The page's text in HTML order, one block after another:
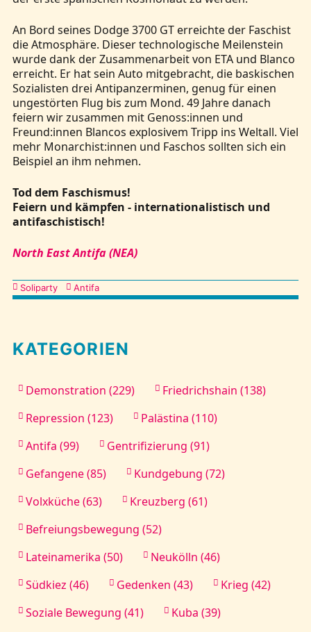
An Bord seines Dodge 3700 GT erreichte der Faschist
die Atmosphäre. Dieser technologische Meilenstein
wurde dank der Zusammenarbeit von ETA und Blanco
erreicht. Er hat sein Auto mitgebracht, die baskischen
Sozialisten drei Antipanzerminen, genug für einen
ungestörten Flug bis zum Mond. 49 Jahre danach
feiern wir zusammen mit Genoss:innen und
Freund:innen Blancos explosivem Tripp ins Weltall. Viel
mehr Monarchist:innen und Faschos sollten sich ein
Beispiel an ihm nehmen.
Tod dem Faschismus!
Feiern und kämpfen - internationalistisch und
antifaschistisch!
North East Antifa (NEA)
Kategorien
Soliparty Antifa
KATEGORIEN
Demonstration (229)
Friedrichshain (138)
Repression (123)
Palästina (110)
Antifa (99)
Gentrifizierung (91)
Gefangene (85)
Kundgebung (72)
Volxküche (63)
Kreuzberg (61)
Befreiungsbewegung (52)
Lateinamerika (50)
Neukölln (46)
Südkiez (46)
Gedenken (43)
Krieg (42)
Soziale Bewegung (41)
Kuba (39)